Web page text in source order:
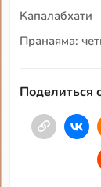
Капалабхати
Пранаяма:
Поделиться